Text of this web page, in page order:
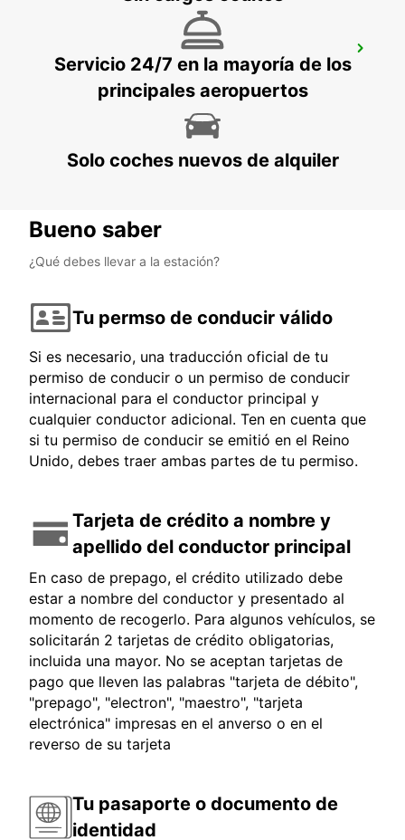
AEROPUERTO DE MELBOURNE
MELBOURNE - AUSTRALIA
Servicio 24/7 en la mayoría de los
principales aeropuertos
Solo coches nuevos de alquiler
Bueno saber
¿Qué debes llevar a la estación?
Tu permso de conducir válido
Si es necesario, una traducción oficial de tu
permiso de conducir o un permiso de conducir
internacional para el conductor principal y
cualquier conductor adicional. Ten en cuenta que
si tu permiso de conducir se emitió en el Reino
Unido, debes traer ambas partes de tu permiso.
Tarjeta de crédito a nombre y
apellido del conductor principal
En caso de prepago, el crédito utilizado debe
estar a nombre del conductor y presentado al
momento de recogerlo. Para algunos vehículos, se
solicitarán 2 tarjetas de crédito obligatorias,
incluida una mayor. No se aceptan tarjetas de
pago que lleven las palabras "tarjeta de débito",
"prepago", "electron", "maestro", "tarjeta
electrónica" impresas en el anverso o en el
reverso de su tarjeta
Tu pasaporte o documento de
identidad